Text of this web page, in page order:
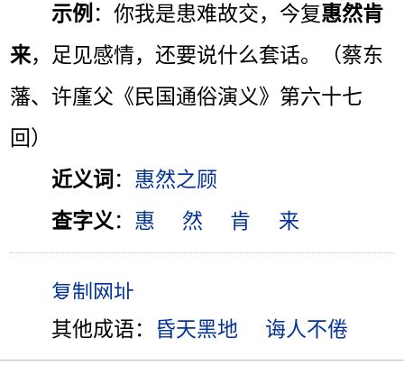
示例 ：你我是患难故交，今复惠然肯
来，足见感情，还要说什么套话。（蔡东
藩、许廑父《民国通俗演义》第六十七
回）
近义词 ： 惠然之顾
查字义 ： 惠 然 肯 来
其他成语： 昏天黑地 诲人不倦